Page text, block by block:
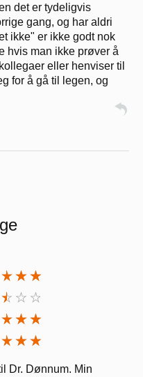
det er tydeligvis
gang, og har aldri
ikke" er ikke godt nok
hvis man ikke prøver å
eller henviser til
for å gå til legen, og
Dr. Dønnum. Min